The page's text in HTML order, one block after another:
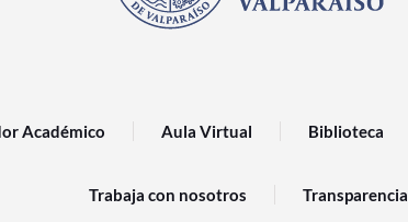
Académico Aula Virtual Biblioteca
Trabaja con nosotros Transparencia